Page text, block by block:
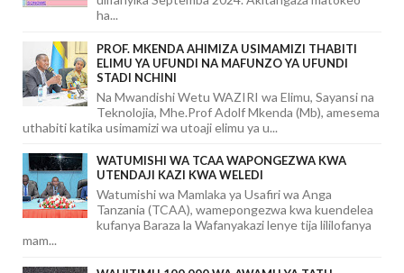
ha...
PROF. MKENDA AHIMIZA USIMAMIZI THABITI
ELIMU YA UFUNDI NA MAFUNZO YA UFUNDI
STADI NCHINI
Na Mwandishi Wetu WAZIRI wa Elimu, Sayansi na
Teknolojia, Mhe.Prof Adolf Mkenda (Mb), amesema
uthabiti katika usimamizi wa utoaji elimu ya u...
WATUMISHI WA TCAA WAPONGEZWA KWA
UTENDAJI KAZI KWA WELEDI
Watumishi wa Mamlaka ya Usafiri wa Anga
Tanzania (TCAA), wamepongezwa kwa kuendelea
kufanya Baraza la Wafanyakazi lenye tija lililofanya
mam...